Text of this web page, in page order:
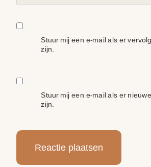
Stuur mij een e-mail als er
zijn.
Stuur mij een e-mail als er
zijn.